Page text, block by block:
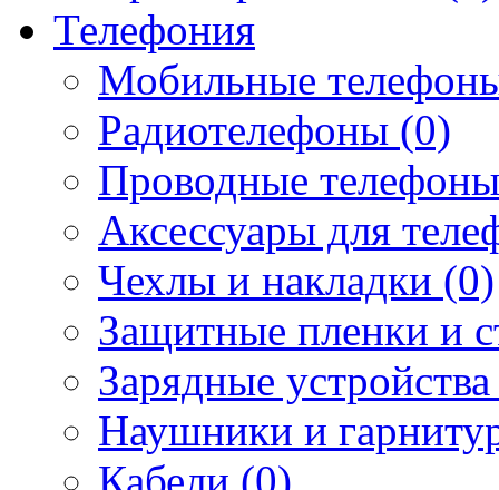
Телефония
Мобильные
Радиотелефоны (0)
Проводные
Аксессуары для
Чехлы и накладки (0)
Защитные пленки и
Зарядные
Наушники и
Кабели (0)